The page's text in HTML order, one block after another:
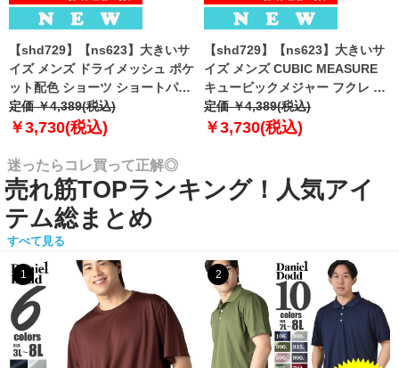
【shd729】【ns623】大きいサ
イズ メンズ ドライメッシュ ポケ
ット配色 ショーツ ショートパン
ツ ハーフパンツ 春夏新作
302252az 【fre】
定価 ￥4,389(税込)
￥3,730(税込)
【shd729】【ns623】大きいサ
イズ メンズ CUBIC MEASURE
キュービックメジャー フクレ エ
ンボス 迷彩柄 ショーツ ショート
パンツ ハーフパンツ 春夏新作
定価 ￥4,389(税込)
￥3,730(税込)
迷ったらコレ買って正解◎
売れ筋TOPランキング！人気アイ
テム総まとめ
すべて見る
1 2